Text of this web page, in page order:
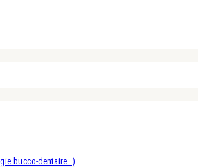
bucco-dentaire…)